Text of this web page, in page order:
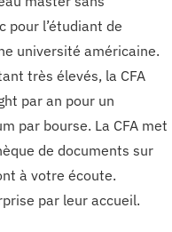
pour l’étudiant de
université américaine.
très élevés, la CFA
par an pour un
par bourse. La CFA met
de documents sur
à votre écoute.
par leur accueil.